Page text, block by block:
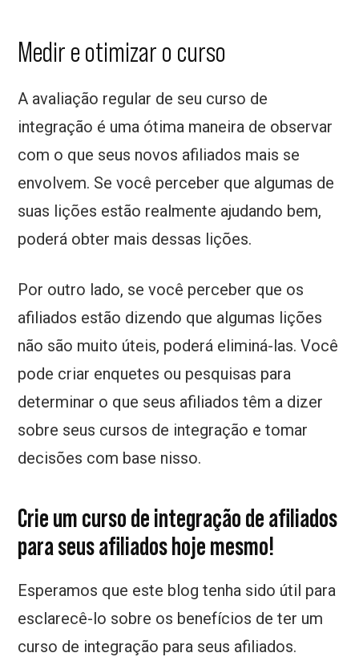
Medir e otimizar o curso
A avaliação regular de seu curso de
integração é uma ótima maneira de observar
com o que seus novos afiliados mais se
envolvem. Se você perceber que algumas de
suas lições estão realmente ajudando bem,
poderá obter mais dessas lições.
Por outro lado, se você perceber que os
afiliados estão dizendo que algumas lições
não são muito úteis, poderá eliminá-las. Você
pode criar enquetes ou pesquisas para
determinar o que seus afiliados têm a dizer
sobre seus cursos de integração e tomar
decisões com base nisso.
Crie um curso de integração de afiliados
para seus afiliados hoje mesmo!
Esperamos que este blog tenha sido útil para
esclarecê-lo sobre os benefícios de ter um
curso de integração para seus afiliados.